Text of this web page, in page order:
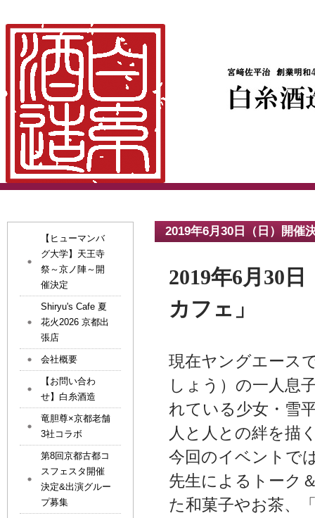
2019年6月30日（日）開催
2019年6月30
カフェ」
現在ヤングエース
しょう）の一人息
れている少女・雪
人と人との絆を描
今回のイベントで
先生によるトーク
た和菓子やお茶、
【ヒューマンバ
グ大学】天王寺
祭～京ノ陣～開
催決定
Shiryu's Cafe 夏
花火2026 京都出
張店
会社概要
【お問い合わ
せ】白糸酒造
竜胆尊×京都老舗
3社コラボ
第8回京都古都コ
スフェスタ開催
決定&出演グルー
プ募集